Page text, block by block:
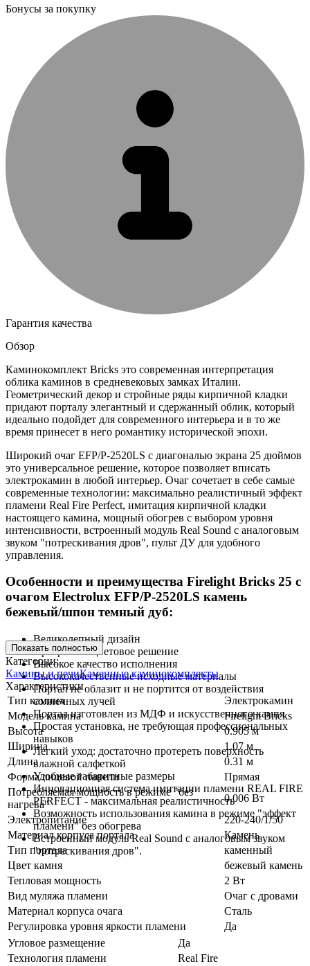
Бонусы за покупку
Гарантия качества
Обзор
Каминокомплект Bricks это современная интерпретация
облика каминов в средневековых замках Италии.
Геометрический декор и стройные ряды кирпичной кладки
придают порталу элегантный и сдержанный облик, который
идеально подойдет для современного интерьера и в то же
время принесет в него романтику исторической эпохи.
Широкий очаг EFP/P-2520LS с диагональю экрана 25 дюймов
это универсальное решение, которое позволяет вписать
электрокамин в любой интерьер. Очаг сочетает в себе самые
современные технологии: максимально реалистичный эффект
пламени Real Fire Perfect, имитация кирпичной кладки
настоящего камина, мощный обогрев с выбором уровня
интенсивности, встроенный модуль Real Sound с аналоговым
звуком "потрескивания дров", пульт ДУ для удобного
управления.
Особенности и преимущества Firelight Bricks 25 с
очагом Electrolux EFP/P-2520LS камень
бежевый/шпон темный дуб:
Великолепный дизайн
Прекрасное цветовое решение
Высокое качество исполнения
Высококачественные исходные материалы
Портал не облазит и не портится от воздействия
солнечных лучей
Портал изготовлен из МДФ и искусственного камня
Простая установка, не требующая профессиональных
навыков
Легкий уход: достаточно протереть поверхность
влажной салфеткой
Удобные габаритные размеры
Инновационная система имитации пламени REAL FIRE
PERFECT - максимальная реалистичность
Возможность использования камина в режиме "эффект
пламени" без обогрева
Встроенный модуль Real Sound с аналоговым звуком
"потрескивания дров".
Показать полностью
Категории:
Камины и печиКаменные каминокомплекты
Характеристики
Тип камина
Электрокамин
Модель камина
Firelight Bricks
Высота
0.905 м
Ширина
1.07 м
Длина
0.31 м
Форма лицевой панели
Прямая
Потребляемая мощность в режиме "без
нагрева"
0.006 Вт
Электропитание
220-240/1/50
Материал корпуса портала
Камень
Тип портала
каменный
Цвет камня
бежевый камень
Тепловая мощность
2 Вт
Вид муляжа пламени
Очаг с дровами
Материал корпуса очага
Сталь
Регулировка уровня яркости пламени
Да
Угловое размещение
Да
Технология пламени
Real Fire